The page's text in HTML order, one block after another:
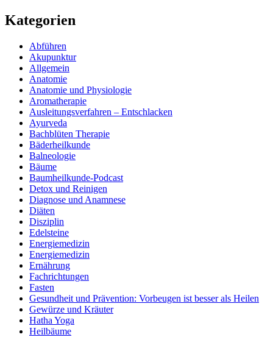
Kategorien
Abführen
Akupunktur
Allgemein
Anatomie
Anatomie und Physiologie
Aromatherapie
Ausleitungsverfahren – Entschlacken
Ayurveda
Bachblüten Therapie
Bäderheilkunde
Balneologie
Bäume
Baumheilkunde-Podcast
Detox und Reinigen
Diagnose und Anamnese
Diäten
Disziplin
Edelsteine
Energiemedizin
Energiemedizin
Ernährung
Fachrichtungen
Fasten
Gesundheit und Prävention: Vorbeugen ist besser als Heilen
Gewürze und Kräuter
Hatha Yoga
Heilbäume